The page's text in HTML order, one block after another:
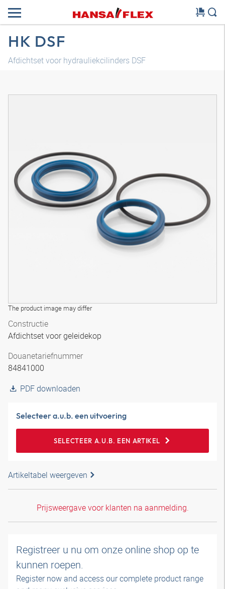
HK DSF
Afdichtset voor hydrauliekcilinders DSF
The product image may differ
Constructie
Afdichtset voor geleidekop
Douanetariefnummer
84841000
PDF downloaden
Selecteer a.u.b. een uitvoering
SELECTEER A.U.B. EEN ARTIKEL
Artikeltabel weergeven
Prijsweergave voor klanten na aanmelding.
Registreer u nu om onze online shop op te
kunnen roepen.
Register now and access our complete product range